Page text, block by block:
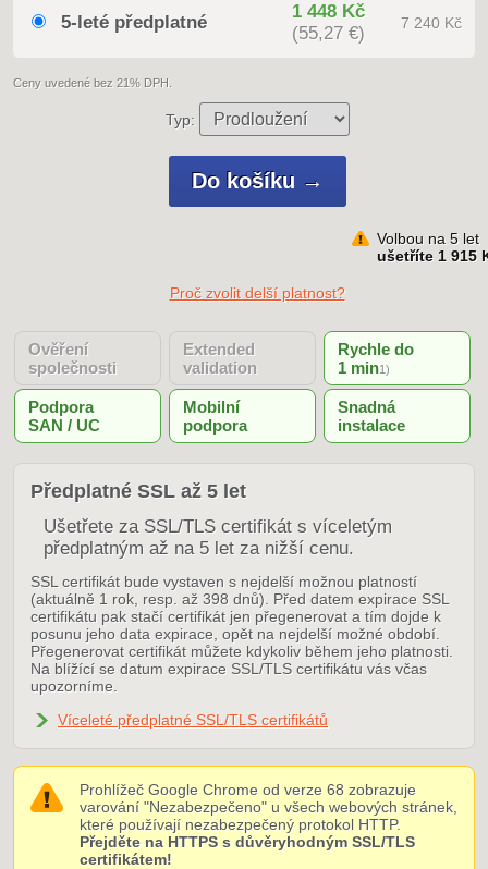
5-leté předplatné
1 448 Kč
(55,27 €)
7 240 Kč
Ceny uvedené bez 21% DPH.
Typ:
Volbou na 5 let
ušetříte 1 915
Proč zvolit delší platnost?
Ověření
společnosti
Extended
validation
Rychle do
1 min1)
Podpora
SAN / UC
Mobilní
podpora
Snadná
instalace
Předplatné SSL až 5 let
Ušetřete za SSL/TLS certifikát s víceletým
předplatným až na 5 let za nižší cenu.
SSL certifikát bude vystaven s nejdelší možnou platností
(aktuálně 1 rok, resp. až 398 dnů). Před datem expirace SSL
certifikátu pak stačí certifikát jen přegenerovat a tím dojde k
posunu jeho data expirace, opět na nejdelší možné období.
Přegenerovat certifikát můžete kdykoliv během jeho platnosti.
Na blížící se datum expirace SSL/TLS certifikátu vás včas
upozorníme.
Víceleté předplatné SSL/TLS certifikátů
Prohlížeč Google Chrome od verze 68 zobrazuje
varování "Nezabezpečeno" u všech webových stránek,
které používají nezabezpečený protokol HTTP.
Přejděte na HTTPS s důvěryhodným SSL/TLS
certifikátem!